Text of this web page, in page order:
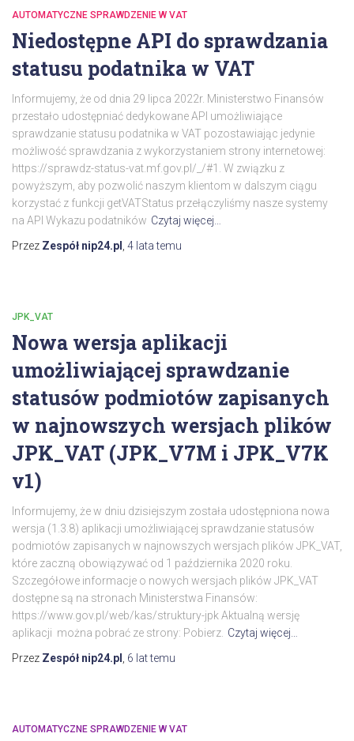
AUTOMATYCZNE SPRAWDZENIE W VAT
Niedostępne API do sprawdzania
statusu podatnika w VAT
Informujemy, że od dnia 29 lipca 2022r. Ministerstwo Finansów
przestało udostępniać dedykowane API umożliwiające
sprawdzanie statusu podatnika w VAT pozostawiając jedynie
możliwość sprawdzania z wykorzystaniem strony internetowej:
https://sprawdz-status-vat.mf.gov.pl/_/#1. W związku z
powyższym, aby pozwolić naszym klientom w dalszym ciągu
korzystać z funkcji getVATStatus przełączyliśmy nasze systemy
na API Wykazu podatników Czytaj więcej…
Przez Zespół nip24.pl , 4 latatemu
JPK_VAT
Nowa wersja aplikacji
umożliwiającej sprawdzanie
statusów podmiotów zapisanych
w najnowszych wersjach plików
JPK_VAT (JPK_V7M i JPK_V7K
v1)
Informujemy, że w dniu dzisiejszym została udostępniona nowa
wersja (1.3.8) aplikacji umożliwiającej sprawdzanie statusów
podmiotów zapisanych w najnowszych wersjach plików JPK_VAT,
które zaczną obowiązywać od 1 października 2020 roku.
Szczegółowe informacje o nowych wersjach plików JPK_VAT
dostępne są na stronach Ministerstwa Finansów:
https://www.gov.pl/web/kas/struktury-jpk Aktualną wersję
aplikacji można pobrać ze strony: Pobierz. Czytaj więcej…
Przez Zespół nip24.pl , 6 lattemu
AUTOMATYCZNE SPRAWDZENIE W VAT